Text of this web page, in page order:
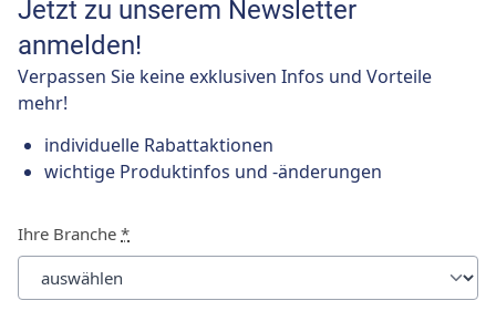
Jetzt zu unserem Newsletter
anmelden!
Verpassen Sie keine exklusiven Infos und Vorteile
mehr!
individuelle Rabattaktionen
wichtige Produktinfos und -änderungen
Ihre Branche *